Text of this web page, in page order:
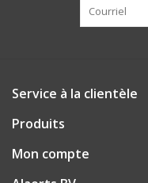
Service à la clientèle
Produits
Mon compte